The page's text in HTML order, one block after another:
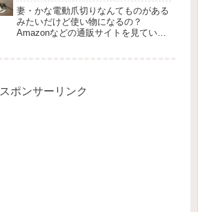
妻・かな電動爪切りなんてものがある
みたいだけど使い物になるの？
Amazonなどの通販サイトを見ている
トを...
スポンサーリンク